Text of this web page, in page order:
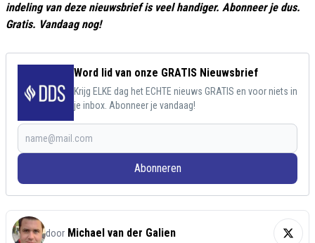
indeling van deze nieuwsbrief is veel handiger. Abonneer je dus.
Gratis. Vandaag nog!
Word lid van onze GRATIS Nieuwsbrief
Krijg ELKE dag het ECHTE nieuws GRATIS en voor niets in
je inbox. Abonneer je vandaag!
Abonneren
door Michael van der Galien